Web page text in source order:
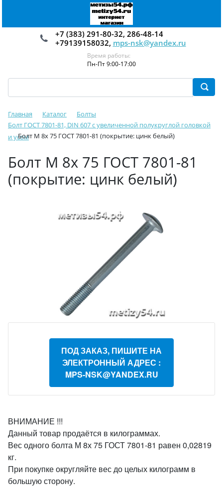
+7 (383) 291-80-32, 286-48-14
+79139158032, mps-nsk@yandex.ru
Время работы:
Пн-Пт 9:00-17:00
Главная Каталог
Болты
Болт ГОСТ 7801-81, DIN 607 с увеличенной полукруглой головкой
и усомБолт М 8х 75 ГОСТ 7801-81 (покрытие: цинк белый)
Болт М 8х 75 ГОСТ 7801-81
(покрытие: цинк белый)
ПОД ЗАКАЗ, ПИШИТЕ НА
ЭЛЕКТРОННЫЙ АДРЕС :
MPS-NSK@YANDEX.RU
ВНИМАНИЕ !!!
Данный товар продаётся в килограммах.
Вес одного болта М 8х 75 ГОСТ 7801-81 равен 0,02819
кг.
При покупке округляйте вес до целых килограмм в
большую сторону.